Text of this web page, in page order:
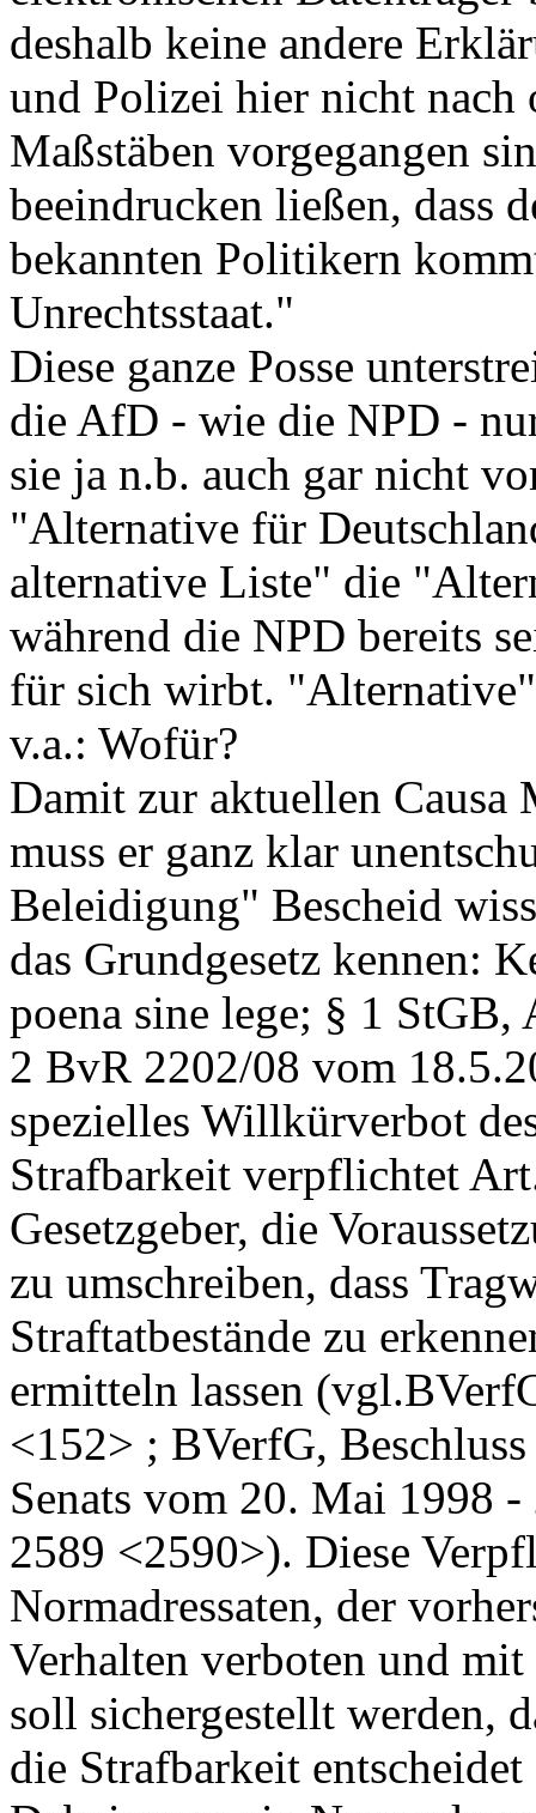
deshalb keine andere
und Polizei hier nicht
Maßstäben vorgegangen
beeindrucken ließen, dass
bekannten Politikern
Unrechtsstaat."
Diese ganze Posse
die AfD - wie die NPD -
sie ja n.b. auch gar nicht
"Alternative für
alternative Liste" die
während die NPD bereits
für sich wirbt.
v.a.: Wofür?
Damit zur aktuellen Causa
muss er ganz klar
Beleidigung" Bescheid
das Grundgesetz kennen:
poena sine lege; § 1
2 BvR 2202/08 vom
spezielles Willkürverbot
Strafbarkeit verpflichtet
Gesetzgeber, die
zu umschreiben, dass
Straftatbestände zu
ermitteln lassen
<152> ; BVerfG,
Senats vom 20. Mai 1998
2589 <2590>). Diese
Normadressaten, der
Verhalten verboten und
soll sichergestellt werden,
die Strafbarkeit